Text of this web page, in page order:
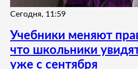
Сегодня, 11:59
Учебники меняют
что школьники
уже с сентября